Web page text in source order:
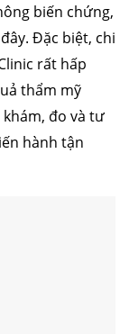
biến chứng,
Đặc biệt, chi
rất hấp
thẩm mỹ
đo và tư
hành tận